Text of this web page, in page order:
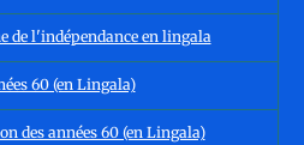
de l'indépendance en lingala
60 (en Lingala)
des années 60 (en Lingala)